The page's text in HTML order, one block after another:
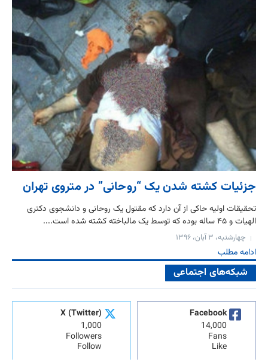
جزئیات کشته شدن یک “روحانی” در متروی تهران
تحقیقات اولیه حاکی از آن دارد که مقتول یک روحانی و دانشجوی دکتری
الهیات و ۴۵ ساله بوده که توسط یک مالباخته کشته شده است....
چهارشنبه، ۳ آبان، ۱۳۹۶
ادامه مطلب
شبکه‌های اجتماعی
Facebook
14,000
Fans
Like
X (Twitter)
1,000
Followers
Follow